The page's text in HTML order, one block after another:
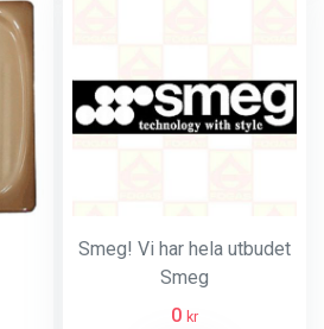
Smeg! Vi har hela utbudet
Smeg
0 kr